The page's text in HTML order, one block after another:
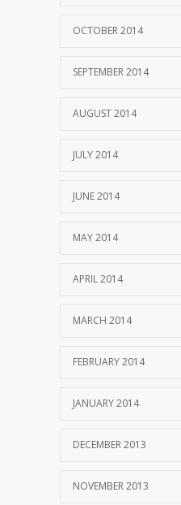
OCTOBER 2014
SEPTEMBER 2014
AUGUST 2014
JULY 2014
JUNE 2014
MAY 2014
APRIL 2014
MARCH 2014
FEBRUARY 2014
JANUARY 2014
DECEMBER 2013
NOVEMBER 2013